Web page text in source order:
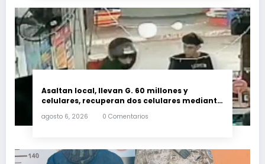
Asaltan local, llevan G. 60 millones y
celulares, recuperan dos celulares mediante
agosto 6, 2026 0 Comentarios